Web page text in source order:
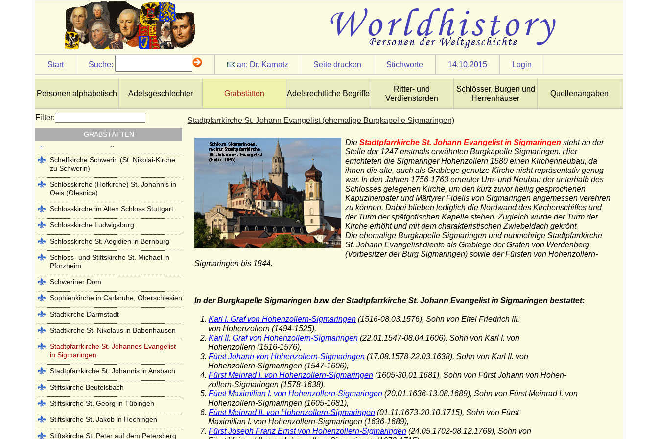
Start Suche: an: Dr. Karnatz Seite drucken Stichworte 14.10.2015 Login
Personen alphabetisch Adelsgeschlechter Grabstätten Adelsrechtliche Begriffe
Ritter- und
Verdienstorden
Schlösser, Burgen und
Herrenhäuser
Quellenangaben
Stadtpfarrkirche St. Johann Evangelist (ehemalige Burgkapelle Sigmaringen)
Die Stadtpfarrkirche St. Johann Evangelist in Sigmaringen steht an der
Stelle der 1247 erstmals erwähnten Burgkapelle Sigmaringen. Hier
errichteten die Sigmaringer Hohenzollern 1580 einen Kirchenneubau, da
ihnen die alte, auch als Grablege genutze Kirche nicht repräsentativ genug
war. In den Jahren 1756-1763 erneuter Um- und Neubau der unterhalb des
Schlosses gelegenen Kirche, um den kurz zuvor heilig gesprochenen
Kapuzinerpater und Märtyrer Fidelis von Sigmaringen angemessen verehren
zu können. Dabei blieben lediglich die Nordwand des Kirchenschiffes und
der Turm der spätgotischen Kapelle stehen. Zugleich wurde der Turm der
Kirche erhöht und mit dem charakteristischen Zwiebeldach gekrönt.
Die ehemalige Burgkapelle Sigmaringen und nunmehrige Stadtpfarrkirche
St. Johann Evangelist diente als Grablege der Grafen von Werdenberg
(Vorbesitzer der Burg Sigmaringen) sowie der Fürsten von Hohenzollern-
Sigmaringen bis 1844.
In der Burgkapelle Sigmaringen bzw. der Stadtpfarrkirche St. Johann Evangelist in Sigmaringen bestattet:
1. Karl I. Graf von Hohenzollern-Sigmaringen (1516-08.03.1576), Sohn von Eitel Friedrich III.
von Hohenzollern (1494-1525),
2. Karl II. Graf von Hohenzollern-Sigmaringen (22.01.1547-08.04.1606), Sohn von Karl I. von
Hohenzollern (1516-1576),
3. Fürst Johann von Hohenzollern-Sigmaringen (17.08.1578-22.03.1638), Sohn von Karl II. von
Hohenzollern-Sigmaringen (1547-1606),
4. Fürst Meinrad I. von Hohenzollern-Sigmaringen (1605-30.01.1681), Sohn von Fürst Johann von Hohen-
zollern-Sigmaringen (1578-1638),
5. Fürst Maximilian I. von Hohenzollern-Sigmaringen (20.01.1636-13.08.1689), Sohn von Fürst Meinrad I. von
Hohenzollern-Sigmaringen (1605-1681),
6. Fürst Meinrad II. von Hohenzollern-Sigmaringen (01.11.1673-20.10.1715), Sohn von Fürst
Maximilian I. von Hohenzollern-Sigmaringen (1636-1689),
7. Fürst Joseph Franz Ernst von Hohenzollern-Sigmaringen (24.05.1702-08.12.1769), Sohn von
Filter:
GRABSTÄTTEN
Kloster Lehnin
Lambertikirche in Aurich
Marienkirche Hanau (ehemals Reformierte
Kirche Hanau)
Martinskirche Kassel
Mausoleum im Schlosspark
(Offenbach a.M.)
Mausoleum Stadthagen
Parkfriedhof Meiningen
Schelfkirche Schwerin (St. Nikolai-Kirche
zu Schwerin)
Schlosskirche (Hofkirche) St. Johannis in
Oels (Olesnica)
Schlosskirche im Alten Schloss Stuttgart
Schlosskirche Ludwigsburg
Schlosskirche St. Aegidien in Bernburg
Schloss- und Stiftskirche St. Michael in
Pforzheim
Schweriner Dom
Sophienkirche in Carlsruhe, Oberschlesien
Stadtkirche Darmstadt
Stadtkirche St. Nikolaus in Babenhausen
Stadtpfarrkirche St. Johannes Evangelist
in Sigmaringen
Stadtpfarrkirche St. Johannis in Ansbach
Stiftskirche Beutelsbach
Stiftskirche St. Georg in Tübingen
Stiftskirche St. Jakob in Hechingen
Stiftskirche St. Peter auf dem Petersberg